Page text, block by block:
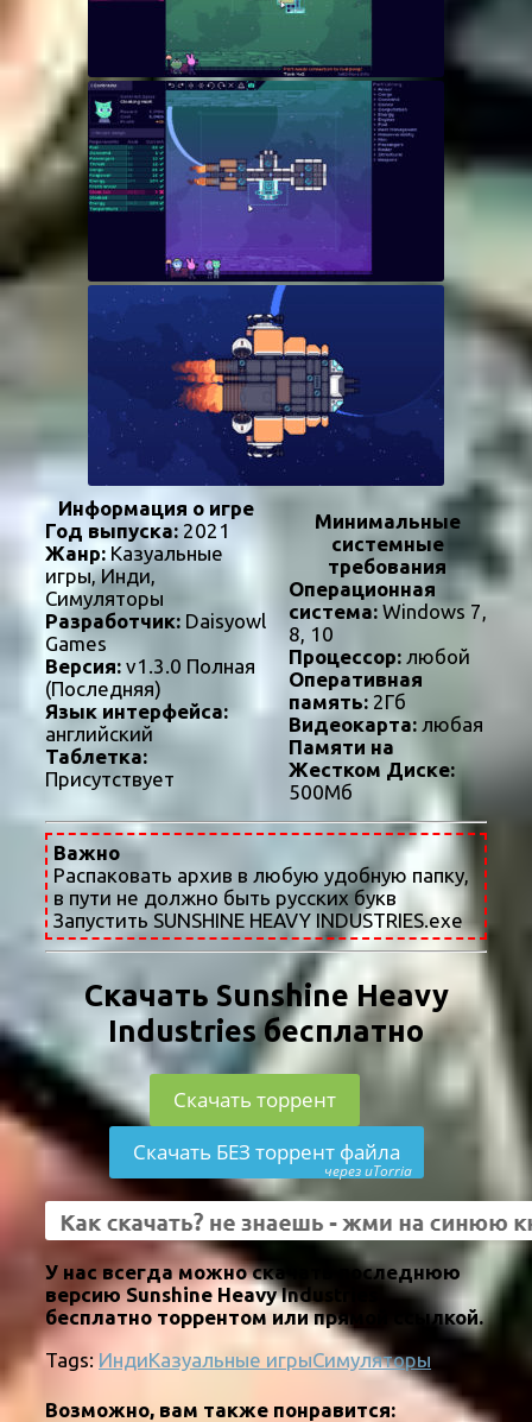
Информация о игре
Год выпуска: 2021
Жанр: Казуальные
игры, Инди,
Симуляторы
Разработчик: Daisyowl
Games
Версия: v1.3.0 Полная
(Последняя)
Язык интерфейса:
английский
Таблетка:
Присутствует
Минимальные
системные
требования
Операционная
система:Windows 7,
8, 10
Процессор:любой
Оперативная
память:2Гб
Видеокарта:любая
Памяти на
Жестком Диске:
500Мб
Важно
Распаковать архив в любую удобную папку,
в пути не должно быть русских букв
Запустить SUNSHINE HEAVY INDUSTRIES.exe
Скачать Sunshine Heavy
Industries бесплатно
Скачать торрент
Скачать БЕЗ торрент файла
через uTorria
У нас всегда можно скачать последнюю
версию Sunshine Heavy Industries
бесплатно торрентом или прямой ссылкой.
Tags: ИндиКазуальные игрыСимуляторы
Возможно, вам также понравится: